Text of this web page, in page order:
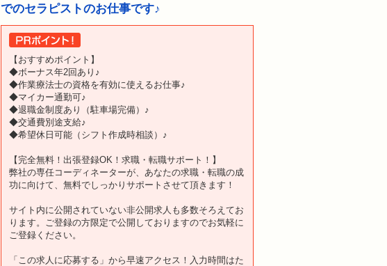
でのセラピストのお仕事です♪
【おすすめポイント】
◆ボーナス年2回あり♪
◆作業療法士の資格を有効に使えるお仕事♪
◆マイカー通勤可♪
◆退職金制度あり（駐車場完備）♪
◆交通費別途支給♪
◆希望休日可能（シフト作成時相談）♪
【完全無料！出張登録OK！求職・転職サポート！】
弊社の専任コーディネーターが、あなたの求職・転職の成
功に向けて、無料でしっかりサポートさせて頂きます！
サイト内に公開されていない非公開求人も多数そろえてお
ります。ご登録の方限定で公開しておりますのでお気軽に
ご登録ください。
「この求人に応募する」から早速アクセス！入力時間はた